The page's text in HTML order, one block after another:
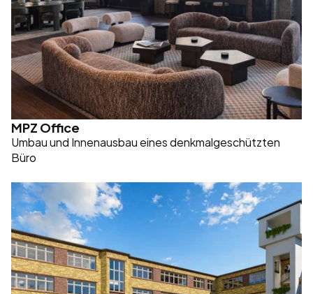
MPZ Office
Umbau und Innenausbau eines denkmalgeschützten
Büro